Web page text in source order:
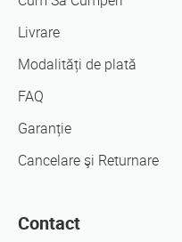
Livrare
Modalități de plată
FAQ
Garanție
Cancelare şi Returnare
Contact